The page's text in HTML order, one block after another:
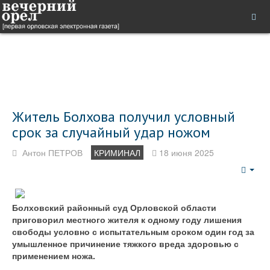
Житель Болхова получил условный
срок за случайный удар ножом
Антон ПЕТРОВ КРИМИНАЛ 18 июня 2025
Болховский районный суд Орловской области
приговорил местного жителя к одному году лишения
свободы условно с испытательным сроком один год за
умышленное причинение тяжкого вреда здоровью с
применением ножа.